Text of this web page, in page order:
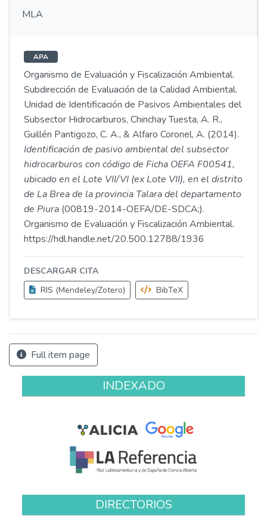
MLA
APA
Organismo de Evaluación y Fiscalización Ambiental.
Subdirección de Evaluación de la Calidad Ambiental.
Unidad de Identificación de Pasivos Ambientales del
Subsector Hidrocarburos, Chinchay Tuesta, A. R.,
Guillén Pantigozo, C. A., & Alfaro Coronel, A. (2014).
Identificación de pasivo ambiental del subsector
hidrocarburos con código de Ficha OEFA F00541,
ubicado en el Lote VII/VI (ex Lote VII), en el distrito
de La Brea de la provincia Talara del departamento
de Piura (00819-2014-OEFA/DE-SDCA;).
Organismo de Evaluación y Fiscalización Ambiental.
https://hdl.handle.net/20.500.12788/1936
DESCARGAR CITA
RIS (Mendeley/Zotero)
BibTeX
Full item page
INDEXADO
DIRECTORIOS